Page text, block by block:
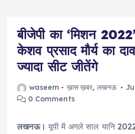
बीजेपी का ‘मिशन
केशव प्रसाद मौर्य का
ज्यादा सीट जीतेंगे
waseem ख़ास ख़बर, लखनऊ
0 Comments
लखनऊ। यूपी में अगले साल यानि